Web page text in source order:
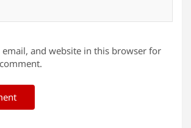
email, and website in this browser for